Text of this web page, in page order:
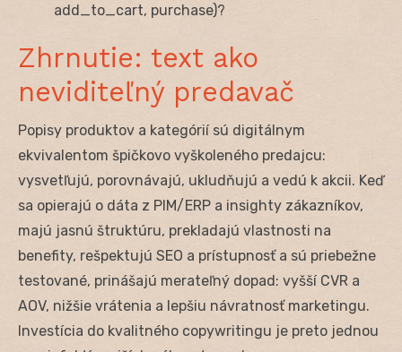
add_to_cart, purchase)?
Zhrnutie: text ako
neviditeľný predavač
Popisy produktov a kategórií sú digitálnym
ekvivalentom špičkovo vyškoleného predajcu:
vysvetľujú, porovnávajú, ukludňujú a vedú k akcii. Keď
sa opierajú o dáta z PIM/ERP a insighty zákazníkov,
majú jasnú štruktúru, prekladajú vlastnosti na
benefity, rešpektujú SEO a prístupnosť a sú priebežne
testované, prinášajú merateľný dopad: vyšší CVR a
AOV, nižšie vrátenia a lepšiu návratnosť marketingu.
Investícia do kvalitného copywritingu je preto jednou